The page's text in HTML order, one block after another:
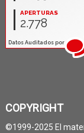
COPYRIGHT
©1999-2025 El